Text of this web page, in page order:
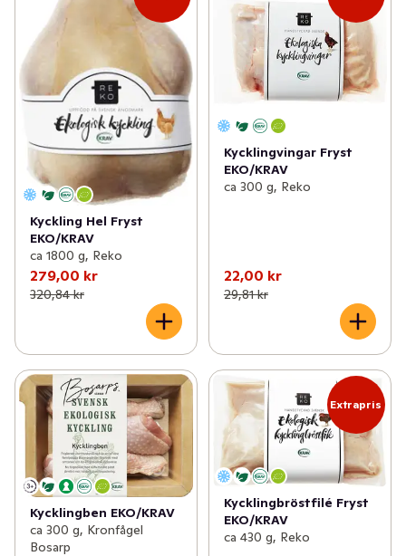
Kyckling Hel Fryst
EKO/KRAV
ca 1800 g, Reko
279,00 kr
320,84 kr
Kycklingvingar Fryst
EKO/KRAV
ca 300 g, Reko
22,00 kr
29,81 kr
Kycklingben EKO/KRAV
ca 300 g, Kronfågel
Bosarp
Extrapris
Kycklingbröstfilé Fryst
EKO/KRAV
ca 430 g, Reko